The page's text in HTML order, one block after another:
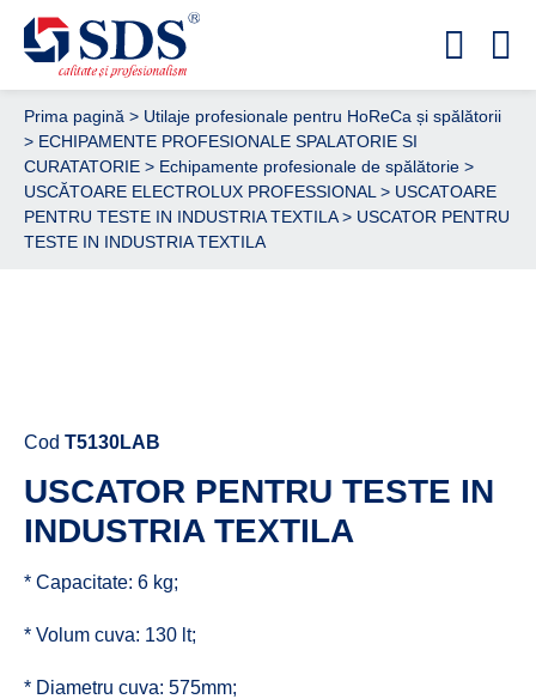
Prima pagină > Utilaje profesionale pentru HoReCa și spălătorii
> ECHIPAMENTE PROFESIONALE SPALATORIE SI
CURATATORIE > Echipamente profesionale de spălătorie >
USCĂTOARE ELECTROLUX PROFESSIONAL > USCATOARE
PENTRU TESTE IN INDUSTRIA TEXTILA> USCATOR PENTRU
TESTE IN INDUSTRIA TEXTILA
Cod T5130LAB
USCATOR PENTRU TESTE IN
INDUSTRIA TEXTILA
* Capacitate: 6 kg;
* Volum cuva: 130 lt;
* Diametru cuva: 575mm;